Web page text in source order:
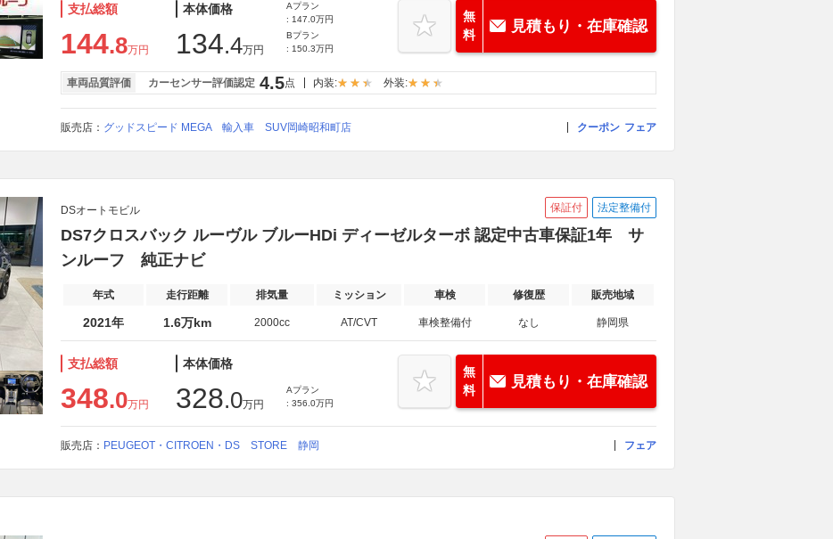
支払総額
144.8万円
本体価格
134.4万円
Aプラン
: 147.0万円
Bプラン
: 150.3万円
無
料
見積もり・在庫確認
車両品質評価 カーセンサー評価認定 4.5点 内装: 外装:
販売店： グッドスピード MEGA 輸入車 SUV岡崎昭和町店 クーポン フェア
DSオートモビル 保証付 法定整備付
DS7クロスバック ルーヴル ブルーHDi ディーゼルターボ 認定中古車保証1年 サ
ンルーフ 純正ナビ
年式 走行距離 排気量 ミッション 車検 修復歴 販売地域
2021年 1.6万km 2000cc AT/CVT 車検整備付 なし 静岡県
支払総額
348.0万円
本体価格
328.0万円
Aプラン
: 356.0万円
無
料
見積もり・在庫確認
販売店： PEUGEOT・CITROEN・DS STORE 静岡 フェア